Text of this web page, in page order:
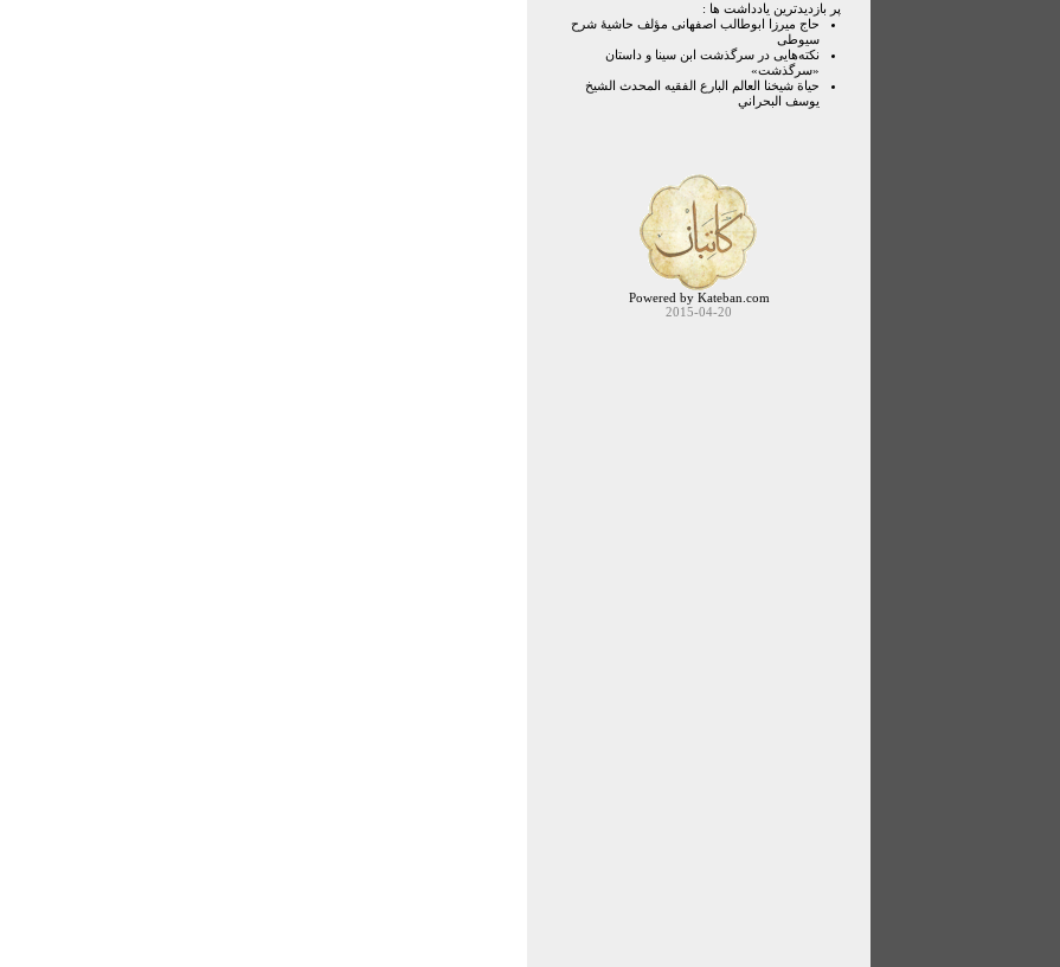
پر بازدیدترین یادداشت ها :
حاج میرزا ابوطالب اصفهانی مؤلف حاشیۀ شرح
سیوطی
نکته‌هایی در سرگذشت ابن سینا و داستان
«سرگذشت»
حياة شيخنا العالم البارع الفقيه المحدث الشيخ
يوسف البحراني
Powered by Kateban.com
2015-04-20